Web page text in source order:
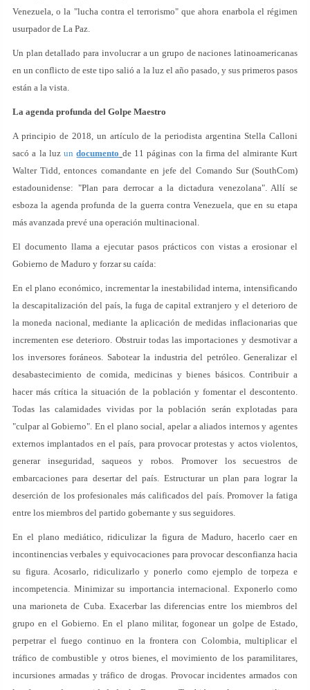
Venezuela, o la "lucha contra el terrorismo" que ahora enarbola el régimen
usurpador de La Paz.
Un plan detallado para involucrar a un grupo de naciones latinoamericanas
en un conflicto de este tipo salió a la luz el año pasado, y sus primeros pasos
están a la vista.
La agenda profunda del Golpe Maestro
A principio de 2018, un artículo de la periodista argentina Stella Calloni
sacó a la luzundocumento de 11 páginas con la firma del almirante Kurt
Walter Tidd, entonces comandante en jefe del Comando Sur (SouthCom)
estadounidense: "Plan para derrocar a la dictadura venezolana". Allí se
esboza la agenda profunda de la guerra contra Venezuela, que en su etapa
más avanzada prevé una operación multinacional.
El documento llama a ejecutar pasos prácticos con vistas a erosionar el
Gobierno de Maduro y forzar su caída:
En el plano económico, incrementar la inestabilidad interna, intensificando
la descapitalización del país, la fuga de capital extranjero y el deterioro de
la moneda nacional, mediante la aplicación de medidas inflacionarias que
incrementen ese deterioro. Obstruir todas las importaciones y desmotivar a
los inversores foráneos. Sabotear la industria del petróleo. Generalizar el
desabastecimiento de comida, medicinas y bienes básicos. Contribuir a
hacer más crítica la situación de la población y fomentar el descontento.
Todas las calamidades vividas por la población serán explotadas para
"culpar al Gobierno". En el plano social, apelar a aliados internos y agentes
externos implantados en el país, para provocar protestas y actos violentos,
generar inseguridad, saqueos y robos. Promover los secuestros de
embarcaciones para desertar del país. Estructurar un plan para lograr la
deserción de los profesionales más calificados del país. Promover la fatiga
entre los miembros del partido gobernante y sus seguidores.
En el plano mediático, ridiculizar la figura de Maduro, hacerlo caer en
incontinencias verbales y equivocaciones para provocar desconfianza hacia
su figura. Acosarlo, ridiculizarlo y ponerlo como ejemplo de torpeza e
incompetencia. Minimizar su importancia internacional. Exponerlo como
una marioneta de Cuba. Exacerbar las diferencias entre los miembros del
grupo en el Gobierno. En el plano militar, fogonear un golpe de Estado,
perpetrar el fuego continuo en la frontera con Colombia, multiplicar el
tráfico de combustible y otros bienes, el movimiento de los paramilitares,
incursiones armadas y tráfico de drogas. Provocar incidentes armados con